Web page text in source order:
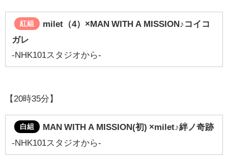
紅組 milet（4） ×MAN WITH A MISSION♪コイコ
ガレ
-NHK101スタジオから-
【20時35分】
白組 MAN WITH A MISSION(初) ×milet♪絆ノ奇跡
-NHK101スタジオから-